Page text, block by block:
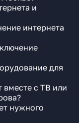
и
интернета
для
с ТВ или
нужного